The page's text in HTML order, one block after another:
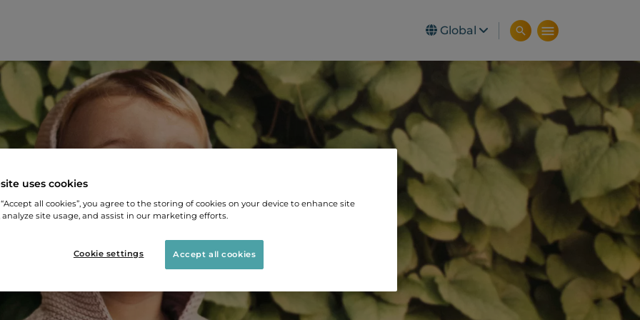
Global
uses cookies
all cookies”, you agree to the storing of cookies on your device to enhance site
analyze site usage, and assist in our marketing efforts.
Cookie settings Accept all cookies